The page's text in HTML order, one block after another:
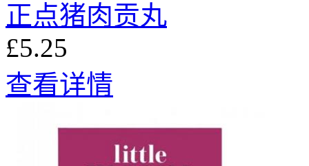
正点猪肉贡丸
£5.25
查看详情